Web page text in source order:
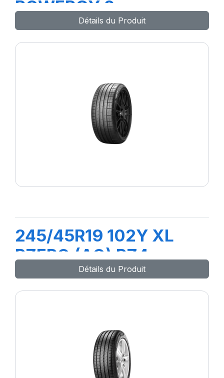
POWERGY 2
Détails du Produit
245/45R19 102Y XL
PZERO (AO) PZ4
Détails du Produit